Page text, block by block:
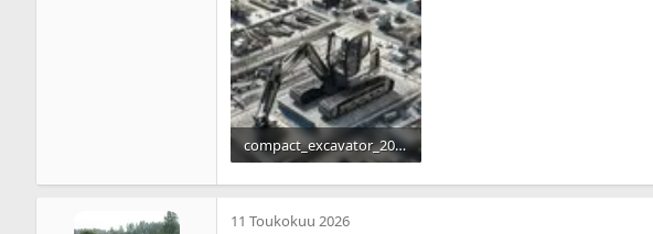
compact_excavator_2000kg [1].webp
279,1 KB · Lukukerrat: 23
11 Toukokuu 2026